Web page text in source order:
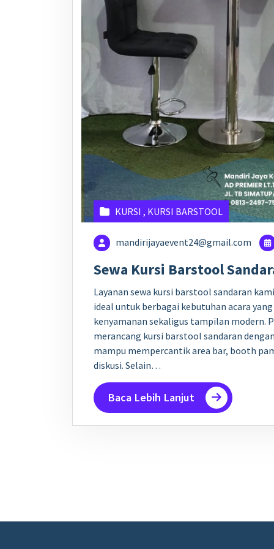
KURSI , KURSI BARSTOOL
mandirijayaevent24@gmail.com
Sewa Kursi Barstool
Layanan sewa kursi barstool sandaran
ideal untuk berbagai kebutuhan acara
kenyamanan sekaligus tampilan modern.
merancang kursi barstool sandaran
mampu mempercantik area bar, booth
diskusi. Selain…
Baca Lebih Lanjut